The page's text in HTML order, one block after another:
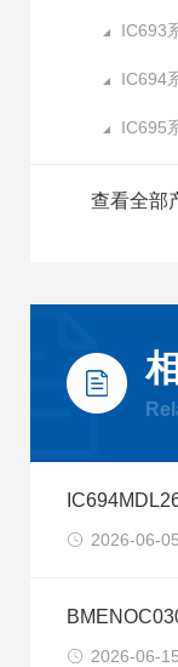
IC693
IC694
IC695
查看全部
2026-06-05
2026-06-15